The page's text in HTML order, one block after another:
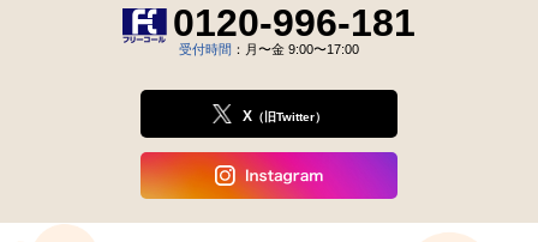
0120-996-181
受付時間 ：月〜金 9:00〜17:00
X （旧Twitter）